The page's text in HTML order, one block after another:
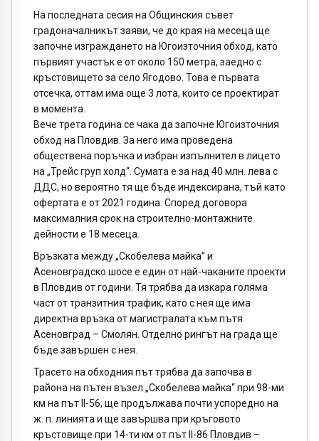
На последната сесия на Общинския съвет
градоначалникът заяви, че до края на месеца ще
започне изграждането на Югоизточния обход, като
първият участък е от около 150 метра, заедно с
кръстовището за село Ягодово. Това е първата
отсечка, оттам има още 3 лота, които се проектират
в момента.
Вече трета година се чака да започне Югоизточния
обход на Пловдив. За него има проведена
обществена поръчка и избран изпълнител в лицето
на „Трейс груп холд“. Сумата е за над 40 млн. лева с
ДДС, но вероятно тя ще бъде индексирана, тъй като
офертата е от 2021 година. Според договора
максималния срок на строително-монтажните
дейности е 18 месеца.
Връзката между „Скобелева майка” и
Асеновградско шосе е един от най-чаканите проекти
в Пловдив от години. Тя трябва да изкара голяма
част от транзитния трафик, като с нея ще има
директна връзка от магистралата към пътя
Асеновград – Смолян. Отделно рингът на града ще
бъде завършен с нея.
Трасето на обходния път трябва да започва в
района на пътен възел „Скобелева майка“ при 98-ми
км на път II-56, ще продължава почти успоредно на
ж. п. линията и ще завършва при кръговото
кръстовище при 14-ти км от път II-86 Пловдив –